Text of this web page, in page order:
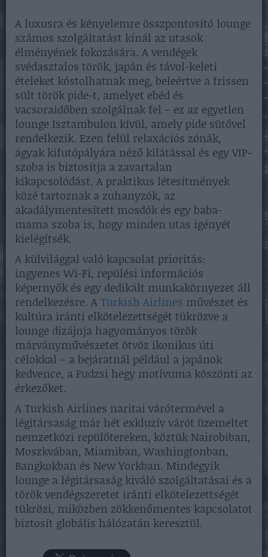
A luxusra és kényelemre összpontosító lounge
számos szolgáltatást kínál az utasok
élményének fokozására. A vendégek
svédasztalos török, japán és távol-keleti
ételeket kóstolhatnak meg, beleértve a frissen
sült török pide-t, amelyet ebéd és
vacsoraidőben szolgálnak fel – ez az egyetlen
lounge Isztambulon kívül, amely pide sütővel
rendelkezik. Ezen felül relaxációs zónák,
ágyak kifutópályára néző kilátással és egy VIP-
szoba is biztosítja a zavartalan
kikapcsolódást. A praktikus létesítmények
közé tartoznak a zuhanyzók, az
akadálymentesített mosdók és egy baba-
mama szoba is, hogy minden utas igényét
kielégítsék.
A külvilággal való kapcsolat prioritás:
ingyenes Wi-Fi, repülési információs
képernyők és egy dedikált munkakörnyezet áll
rendelkezésre. ATurkish Airlines művészet és
kultúra iránti elkötelezettségét tükrözve a
lounge dizájnja hagyományos török
márványművészetet ötvöz ikonikus úti
célokkal – a bejáratnál például a japánok
kedvence, a Fudzsi hegy motívuma köszönti az
érkezőket.
A Turkish Airlines naritai várótermével a
légitársaság már hét exkluzív várót üzemeltet
nemzetközi repülőtereken, köztük Nairobiban,
Moszkvában, Miamiban, Washingtonban,
Bangkokban és New Yorkban. Mindegyik
lounge a légitársaság kiváló szolgáltatásai és a
török vendégszeretet iránti elkötelezettségét
tükrözi, miközben zökkenőmentes kapcsolatot
biztosít globális hálózatán keresztül.